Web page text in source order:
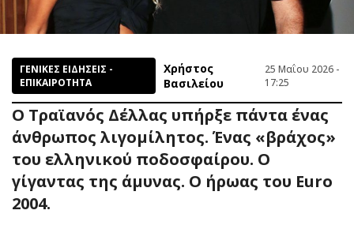
ΓΕΝΙΚΕΣ ΕΙΔΗΣΕΙΣ -
ΕΠΙΚΑΙΡΟΤΗΤΑ
Χρήστος
Βασιλείου
25 Μαΐου 2026 -
17:25
Ο Τραϊανός Δέλλας υπήρξε πάντα ένας
άνθρωπος λιγομίλητος. Ένας «βράχος»
του ελληνικού ποδοσφαίρου. Ο
γίγαντας της άμυνας. Ο ήρωας του Euro
2004.